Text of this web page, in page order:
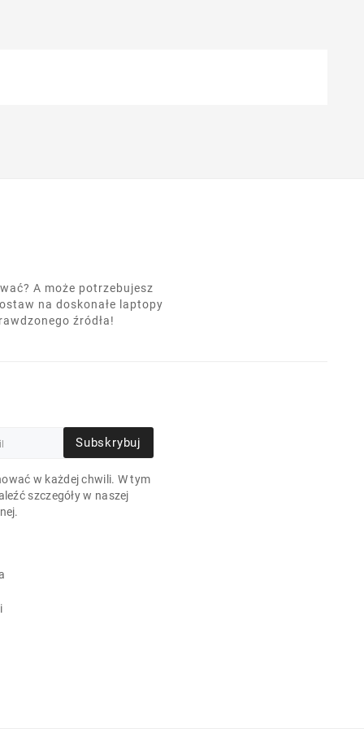
A może potrzebujesz
na doskonałe laptopy
źródła!
Subskrybuj
w każdej chwili. W tym
szczegóły w naszej